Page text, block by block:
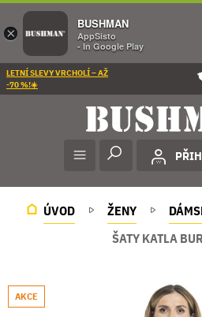
LETNÍ SLEVY VRCHOLÍ – AŽ
-70 %!☀️
ÚVOD ŽENY
ŠATY KATLA
AKCE
×
BUSHMAN
AppSisto
- In Google Play